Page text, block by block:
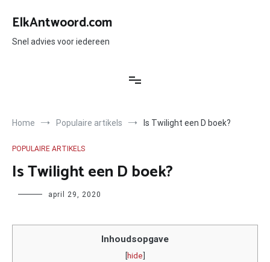
naar
inhoud
ElkAntwoord.com
Snel advies voor iedereen
Home Populaire artikels Is Twilight een D boek?
POPULAIRE ARTIKELS
Is Twilight een D boek?
Author april 29, 2020
Inhoudsopgave
[hide]